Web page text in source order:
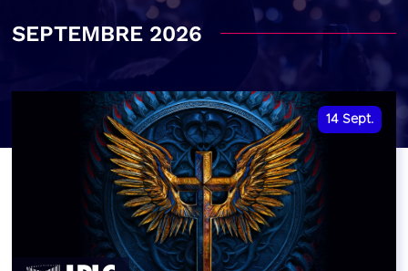
SEPTEMBRE 2026
14 Sept.